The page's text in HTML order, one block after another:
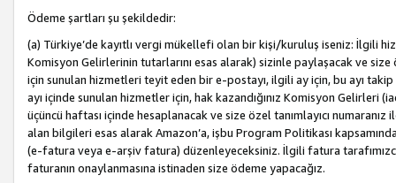
Ödeme şartları şu şekildedir:
(a) Türkiye’de kayıtlı vergi mükellefi olan bir kişi/kuruluş iseniz: İlgili
Komisyon Gelirlerinin tutarlarını esas alarak) sizinle paylaşacak ve
için sunulan hizmetleri teyit eden bir e-postayı, ilgili ay için, bu ayı
ayı içinde sunulan hizmetler için, hak kazandığınız Komisyon Gelirleri
üçüncü haftası içinde hesaplanacak ve size özel tanımlayıcı
alan bilgileri esas alarak Amazon’a, işbu Program Politikası
(e-fatura veya e-arşiv fatura) düzenleyeceksiniz. İlgili fatura
faturanın onaylanmasına istinaden size ödeme yapacağız.